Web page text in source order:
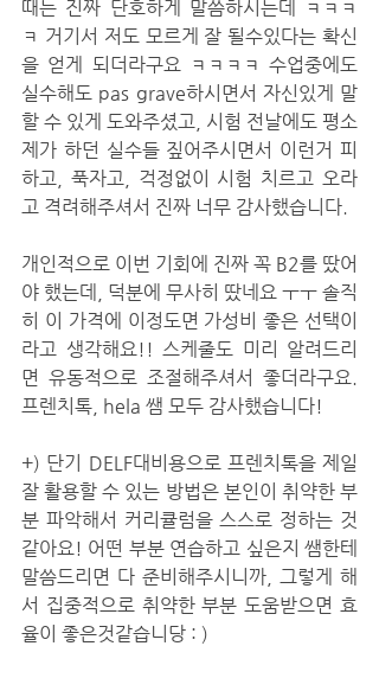
때는 진짜 단호하게 말씀하시는데 ㅋㅋㅋ
ㅋ 거기서 저도 모르게 잘 될수있다는 확신
을 얻게 되더라구요 ㅋㅋㅋㅋ 수업중에도
실수해도 pas grave하시면서 자신있게 말
할 수 있게 도와주셨고, 시험 전날에도 평소
제가 하던 실수들 짚어주시면서 이런거 피
하고, 푹자고, 걱정없이 시험 치르고 오라
고 격려해주셔서 진짜 너무 감사했습니다.
개인적으로 이번 기회에 진짜 꼭 B2를 땄어
야 했는데, 덕분에 무사히 땄네요 ㅜㅜ 솔직
히 이 가격에 이정도면 가성비 좋은 선택이
라고 생각해요!! 스케줄도 미리 알려드리
면 유동적으로 조절해주셔서 좋더라구요.
프렌치톡, hela 쌤 모두 감사했습니다!
+) 단기 DELF대비용으로 프렌치톡을 제일
잘 활용할 수 있는 방법은 본인이 취약한 부
분 파악해서 커리큘럼을 스스로 정하는 것
같아요! 어떤 부분 연습하고 싶은지 쌤한테
말씀드리면 다 준비해주시니까, 그렇게 해
서 집중적으로 취약한 부분 도움받으면 효
율이 좋은것같습니당 : )